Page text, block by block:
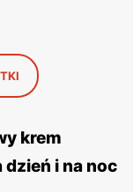
krem
i na noc